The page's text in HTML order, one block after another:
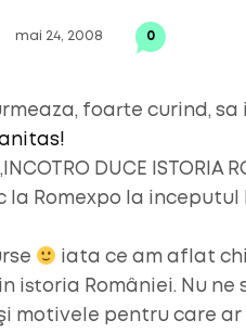
mai 24, 2008 0
foarte curind, sa
DUCE ISTORIA
la Romexpo la inceputul
iata ce am aflat
istoria României. Nu ne
motivele pentru care